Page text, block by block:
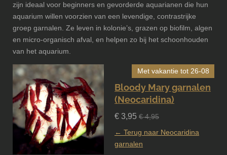
zijn ideaal voor beginners en gevorderde aquarianen die hun
aquarium willen voorzien van een levendige, contrastrijke
groep garnalen. Ze leven in kolonie’s, grazen op biofilm, algen
en micro-organisch afval, en helpen zo bij het schoonhouden
van het aquarium.
Met vakantie tot 26-08
Bloody Mary garnalen
(Neocaridina)
€ 3,95 € 4,95
← Terug naar Neocaridina
garnalen